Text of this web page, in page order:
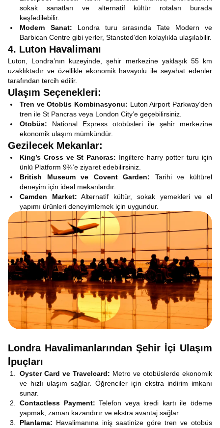
sokak sanatları ve alternatif kültür rotaları burada
keşfedilebilir.
Modern Sanat: Londra turu sırasında Tate Modern ve
Barbican Centre gibi yerler, Stansted’den kolaylıkla ulaşılabilir.
4. Luton Havalimanı
Luton, Londra’nın kuzeyinde, şehir merkezine yaklaşık 55 km
uzaklıktadır ve özellikle ekonomik havayolu ile seyahat edenler
tarafından tercih edilir.
Ulaşım Seçenekleri:
Tren ve Otobüs Kombinasyonu: Luton Airport Parkway’den
tren ile St Pancras veya London City’e geçebilirsiniz.
Otobüs: National Express otobüsleri ile şehir merkezine
ekonomik ulaşım mümkündür.
Gezilecek Mekanlar:
King’s Cross ve St Pancras: İngiltere harry potter turu için
ünlü Platform 9¾’e ziyaret edebilirsiniz.
British Museum ve Covent Garden: Tarihi ve kültürel
deneyim için ideal mekanlardır.
Camden Market: Alternatif kültür, sokak yemekleri ve el
yapımı ürünleri deneyimlemek için uygundur.
Londra Havalimanlarından Şehir İçi Ulaşım
İpuçları
Oyster Card ve Travelcard: Metro ve otobüslerde ekonomik
ve hızlı ulaşım sağlar. Öğrenciler için ekstra indirim imkanı
sunar.
Contactless Payment: Telefon veya kredi kartı ile ödeme
yapmak, zaman kazandırır ve ekstra avantaj sağlar.
Planlama: Havalimanına iniş saatinize göre tren ve otobüs